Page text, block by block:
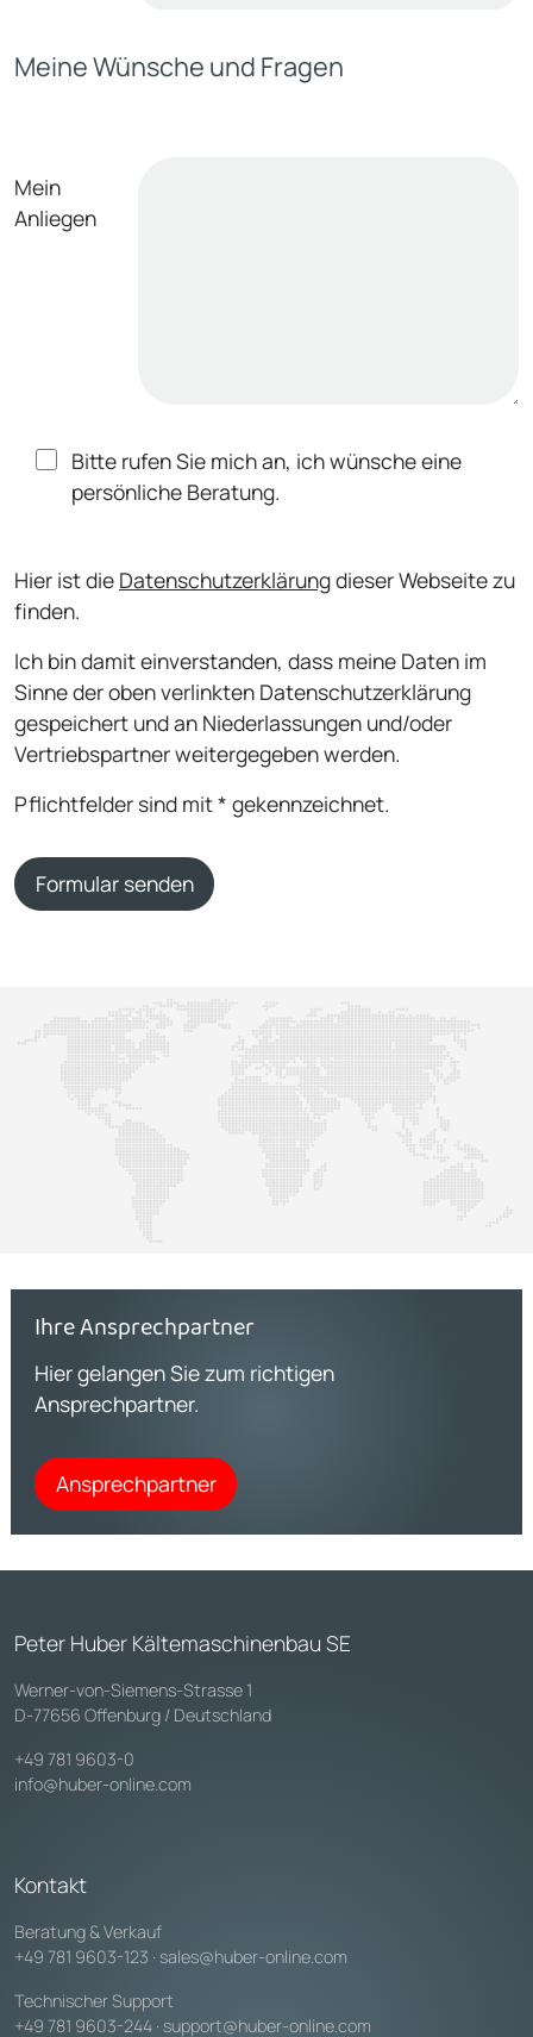
Meine Wünsche und Fragen
Mein
Anliegen
Bitte rufen Sie mich an, ich wünsche eine
persönliche Beratung.
Hier ist die Datenschutzerklärungdieser Webseite zu
finden.
Ich bin damit einverstanden, dass meine Daten im
Sinne der oben verlinkten Datenschutzerklärung
gespeichert und an Niederlassungen und/oder
Vertriebspartner weitergegeben werden.
Pflichtfelder sind mit * gekennzeichnet.
Formular senden
Ihre Ansprechpartner
Hier gelangen Sie zum richtigen
Ansprechpartner.
Ansprechpartner
Peter Huber Kältemaschinenbau SE
Werner-von-Siemens-Strasse 1
D-77656 Offenburg / Deutschland
+49 781 9603-0
info@huber-online.com
Kontakt
Beratung & Verkauf
+49 781 9603-123 · sales@huber-online.com
Technischer Support
+49 781 9603-244 · support@huber-online.com